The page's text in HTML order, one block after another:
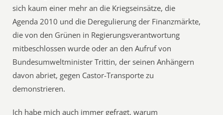
sich kaum einer mehr an die Kriegseinsätze, die
Agenda 2010 und die Deregulierung der Finanzmärkte,
die von den Grünen in Regierungsverantwortung
mitbeschlossen wurde oder an den Aufruf von
Bundesumweltminister Trittin, der seinen Anhängern
davon abriet, gegen Castor-Transporte zu
demonstrieren.
Ich habe mich auch immer gefragt, warum